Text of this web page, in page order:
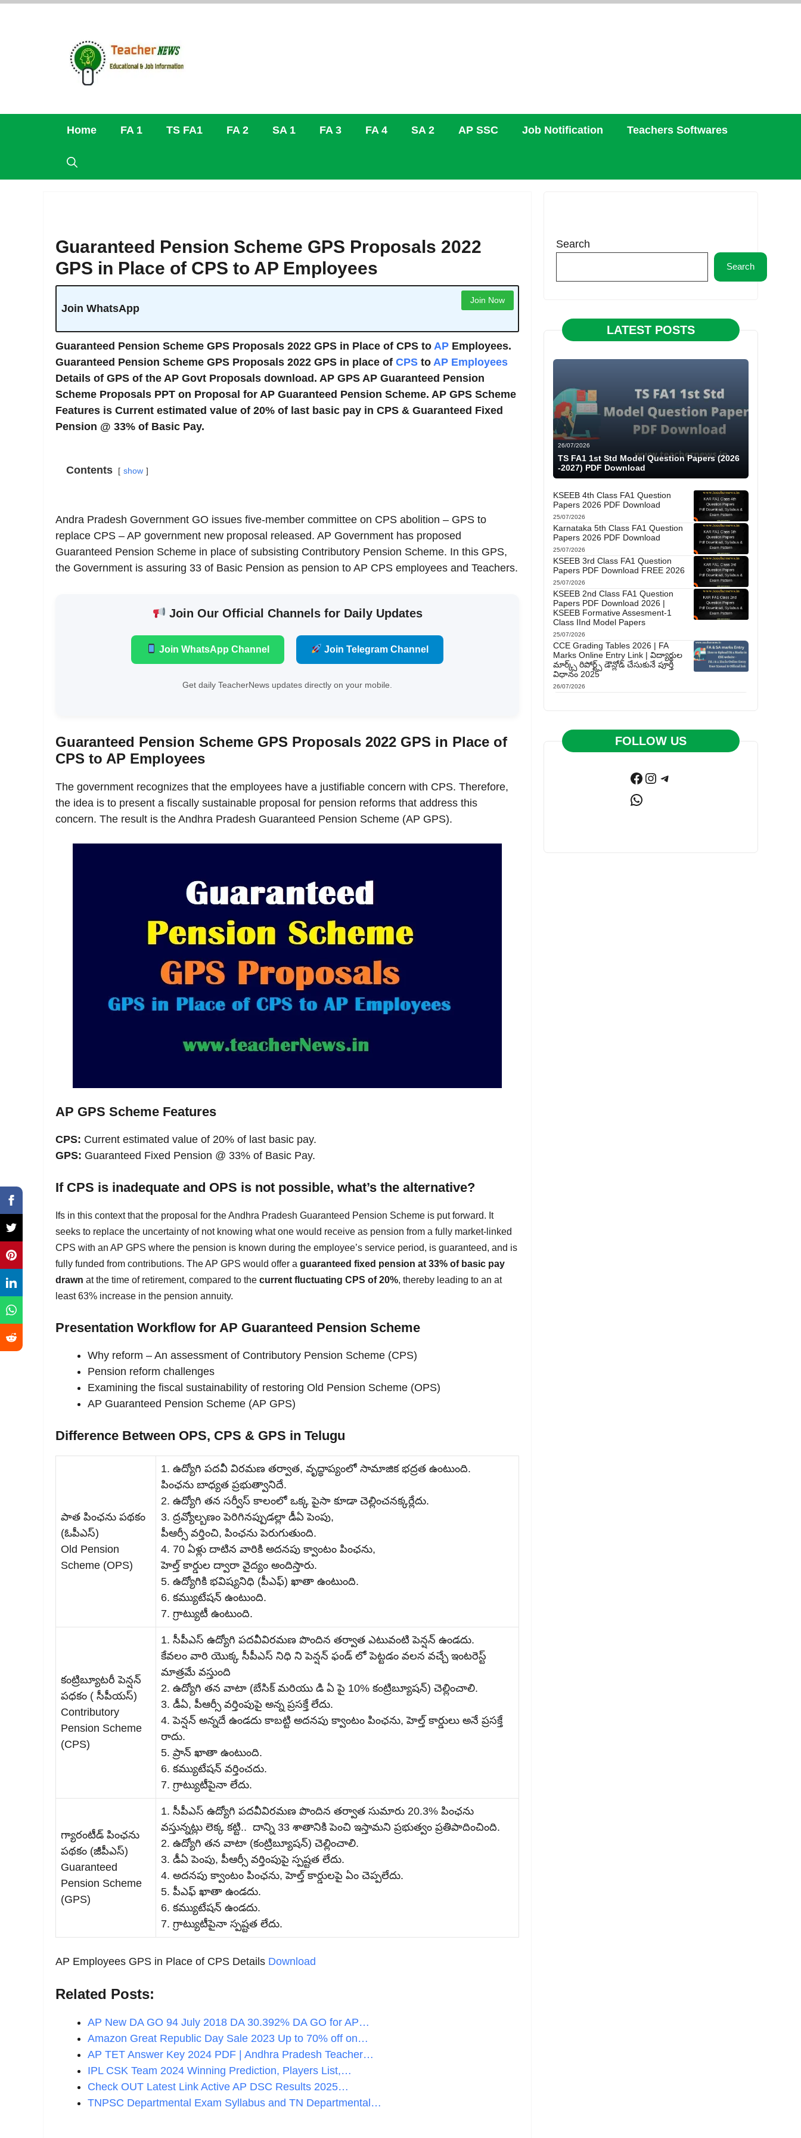
Skip
Home FA 1 TS FA1 FA 2 SA 1 FA 3 FA 4 SA 2 AP SSC Job Notification Teachers Softwares
Guaranteed Pension Scheme GPS Proposals 2022
GPS in Place of CPS to AP Employees
Join WhatsApp
Join Now
Guaranteed Pension Scheme GPS Proposals 2022 GPS in Place of CPS to AP Employees.
Guaranteed Pension Scheme GPS Proposals 2022 GPS in place of CPS to AP Employees
Details of GPS of the AP Govt Proposals download. AP GPS AP Guaranteed Pension
Scheme Proposals PPT on Proposal for AP Guaranteed Pension Scheme. AP GPS Scheme
Features is Current estimated value of 20% of last basic pay in CPS & Guaranteed Fixed
Pension @ 33% of Basic Pay.
Contents show
Andra Pradesh Government GO issues five-member committee on CPS abolition – GPS to
replace CPS – AP government new proposal released. AP Government has proposed
Guaranteed Pension Scheme in place of subsisting Contributory Pension Scheme. In this GPS,
the Government is assuring 33 of Basic Pension as pension to AP CPS employees and Teachers.
Join Our Official Channels for Daily Updates
Join WhatsApp Channel Join Telegram Channel
Get daily TeacherNews updates directly on your mobile.
Guaranteed Pension Scheme GPS Proposals 2022 GPS in Place of
CPS to AP Employees
The government recognizes that the employees have a justifiable concern with CPS. Therefore,
the idea is to present a fiscally sustainable proposal for pension reforms that address this
concern. The result is the Andhra Pradesh Guaranteed Pension Scheme (AP GPS).
AP GPS Scheme Features
CPS: Current estimated value of 20% of last basic pay.
GPS: Guaranteed Fixed Pension @ 33% of Basic Pay.
If CPS is inadequate and OPS is not possible, what’s the alternative?
Ifs in this context that the proposal for the Andhra Pradesh Guaranteed Pension Scheme is put forward. It
seeks to replace the uncertainty of not knowing what one would receive as pension from a fully market-linked
CPS with an AP GPS where the pension is known during the employee’s service period, is guaranteed, and is
fully funded from contributions. The AP GPS would offer a guaranteed fixed pension at 33% of basic pay
drawn at the time of retirement, compared to the current fluctuating CPS of 20%, thereby leading to an at
least 63% increase in the pension annuity.
Presentation Workflow for AP Guaranteed Pension Scheme
Why reform – An assessment of Contributory Pension Scheme (CPS)
Pension reform challenges
Examining the fiscal sustainability of restoring Old Pension Scheme (OPS)
AP Guaranteed Pension Scheme (AP GPS)
Difference Between OPS, CPS & GPS in Telugu
పాత పింఛను పథకం
(ఓపీఎస్‌)
Old Pension
Scheme (OPS)
1. ఉద్యోగి పదవీ విరమణ తర్వాత, వృద్ధాప్యంలో సామాజిక భద్రత ఉంటుంది.
పింఛను బాధ్యత ప్రభుత్వానిదే.
2. ఉద్యోగి తన సర్వీస్‌ కాలంలో ఒక్క పైసా కూడా చెల్లించనక్కర్లేదు.
3. ద్రవ్యోల్బణం పెరిగినప్పుడల్లా డీఏ పెంపు,
పీఆర్సీ వర్తించి, పింఛను పెరుగుతుంది.
4. 70 ఏళ్లు దాటిన వారికి అదనపు క్వాంటం పింఛను,
హెల్త్‌ కార్డుల ద్వారా వైద్యం అందిస్తారు.
5. ఉద్యోగికి భవిష్యనిధి (పీఎఫ్‌) ఖాతా ఉంటుంది.
6. కమ్యుటేషన్‌ ఉంటుంది.
7. గ్రాట్యుటీ ఉంటుంది.
కంట్రిబ్యూటరీ పెన్షన్
పధకం ( సీపీయస్)
Contributory
Pension Scheme
(CPS)
1. సీపీఎస్‌ ఉద్యోగి పదవీవిరమణ పొందిన తర్వాత ఎటువంటి పెన్షన్ ఉండదు.
కేవలం వారి యొక్క సీపీఎస్‌ నిధి ని పెన్షన్ ఫండ్ లో పెట్టడం వలన వచ్చే ఇంటరెస్ట్
మాత్రమే వస్తుంది
2. ఉద్యోగి తన వాటా (బేసిక్ మరియు డి ఏ పై 10% కంట్రిబ్యూషన్‌) చెల్లించాలి.
3. డీఏ, పీఆర్సీ వర్తింపుపై అన్న ప్రసక్తే లేదు.
4. పెన్షన్ అన్నదే ఉండదు కాబట్టి అదనపు క్వాంటం పింఛను, హెల్త్‌ కార్డులు అనే ప్రసక్తే
రాదు.
5. ప్రాన్ ఖాతా ఉంటుంది.
6. కమ్యుటేషన్‌ వర్తించదు.
7. గ్రాట్యుటీపైనా లేదు.
గ్యారంటీడ్‌ పింఛను
పథకం (జీపీఎస్‌)
Guaranteed
Pension Scheme
(GPS)
1. సీపీఎస్‌ ఉద్యోగి పదవీవిరమణ పొందిన తర్వాత సుమారు 20.3% పింఛను
వస్తున్నట్లు లెక్క కట్టి.. దాన్ని 33 శాతానికి పెంచి ఇస్తామని ప్రభుత్వం ప్రతిపాదించింది.
2. ఉద్యోగి తన వాటా (కంట్రిబ్యూషన్‌) చెల్లించాలి.
3. డీఏ పెంపు, పీఆర్సీ వర్తింపుపై స్పష్టత లేదు.
4. అదనపు క్వాంటం పింఛను, హెల్త్‌ కార్డులపై ఏం చెప్పలేదు.
5. పీఎఫ్‌ ఖాతా ఉండదు.
6. కమ్యుటేషన్‌ ఉండదు.
7. గ్రాట్యుటీపైనా స్పష్టత లేదు.
AP Employees GPS in Place of CPS Details Download
Related Posts:
AP New DA GO 94 July 2018 DA 30.392% DA GO for AP…
Amazon Great Republic Day Sale 2023 Up to 70% off on…
AP TET Answer Key 2024 PDF | Andhra Pradesh Teacher…
IPL CSK Team 2024 Winning Prediction, Players List,…
Check OUT Latest Link Active AP DSC Results 2025…
TNPSC Departmental Exam Syllabus and TN Departmental…
Search
Search
LATEST POSTS
26/07/2026
TS FA1 1st Std Model Question Papers (2026
-2027) PDF Download
KSEEB 4th Class FA1 Question
Papers 2026 PDF Download
25/07/2026
Karnataka 5th Class FA1 Question
Papers 2026 PDF Download
25/07/2026
KSEEB 3rd Class FA1 Question
Papers PDF Download FREE 2026
25/07/2026
KSEEB 2nd Class FA1 Question
Papers PDF Download 2026 |
KSEEB Formative Assesment-1
Class IInd Model Papers
25/07/2026
CCE Grading Tables 2026 | FA
Marks Online Entry Link | విద్యార్థుల
మార్క్స్ రిపోర్ట్స్ డౌన్లోడ్ చేసుకునే పూర్తి
విధానం 2025
26/07/2026
FOLLOW US
Facebook
Instagram
Telegram
WhatsApp